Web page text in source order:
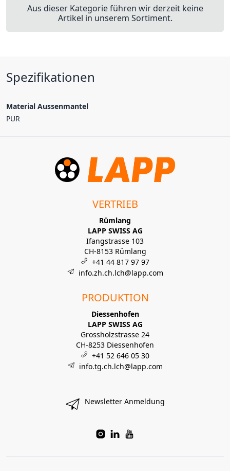
Aus dieser Kategorie führen wir derzeit keine
Artikel in unserem Sortiment.
Spezifikationen
Material Aussenmantel
PUR
VERTRIEB
Rümlang
LAPP SWISS AG
Ifangstrasse 103
CH-8153 Rümlang
+41 44 817 97 97
info.zh.ch.lch@lapp.com
PRODUKTION
Diessenhofen
LAPP SWISS AG
Grossholzstrasse 24
CH-8253 Diessenhofen
+41 52 646 05 30
info.tg.ch.lch@lapp.com
Newsletter Anmeldung